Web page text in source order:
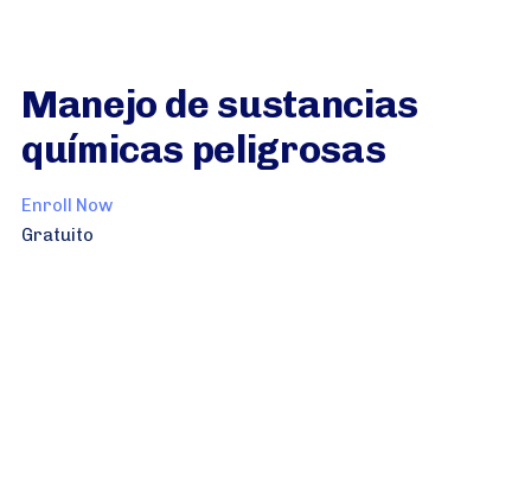
Manejo de sustancias
químicas peligrosas
Enroll Now
Gratuito